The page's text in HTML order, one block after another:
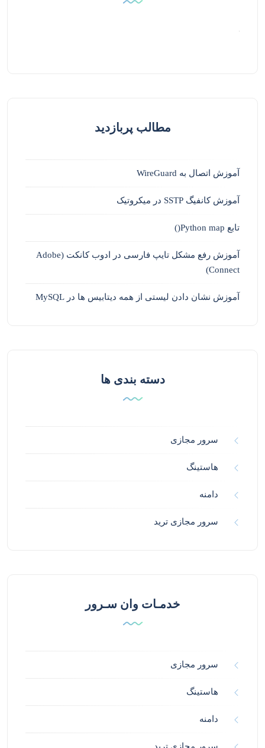
مطالب پربازدید
آموزش اتصال به WireGuard
آموزش کانفیگ SSTP در میکروتیک
تابع Python map()
آموزش رفع مشکل تایپ فارسی در ادوب کانکت (Adobe
Connect)
آموزش نشان دادن لیستی از همه دیتابیس ها در MySQL
دسته بندی ها
سرور مجازی
هاستینگ
دامنه
سرور مجازی ترید
خدمـات وان سـرور
سرور مجازی
هاستینگ
دامنه